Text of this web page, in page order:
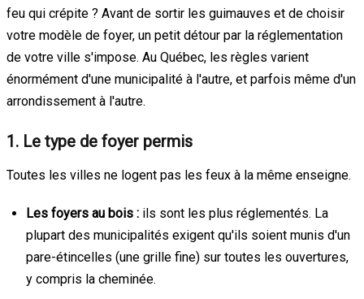
feu qui crépite ? Avant de sortir les guimauves et de choisir
votre modèle de foyer, un petit détour par la réglementation
de votre ville s'impose. Au Québec, les règles varient
énormément d'une municipalité à l'autre, et parfois même d'un
arrondissement à l'autre.
1. Le type de foyer permis
Toutes les villes ne logent pas les feux à la même enseigne.
Les foyers au bois : ils sont les plus réglementés. La
plupart des municipalités exigent qu'ils soient munis d'un
pare-étincelles (une grille fine) sur toutes les ouvertures,
y compris la cheminée.